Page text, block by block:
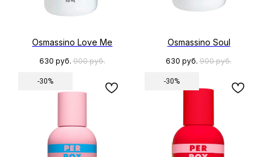
Osmassino Love Me
630 руб. 900 руб.
Osmassino Soul
630 руб. 900 руб.
-30% -30%